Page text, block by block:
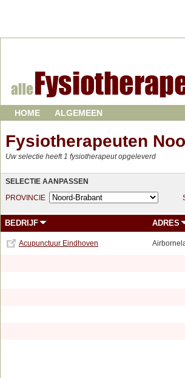
HOME ALGEMEEN
Fysiotherapeuten
Uw selectie heeft 1 fysiotherapeut opgeleverd
SELECTIE AANPASSEN
PROVINCIE
BEDRIJF ADRES
Acupunctuur Eindhoven